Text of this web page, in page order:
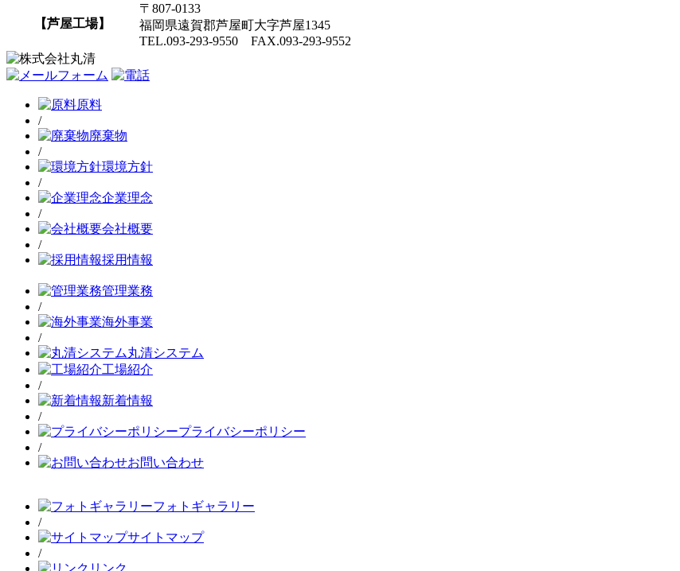
【芦屋工場】
〒807-0133
福岡県遠賀郡芦屋町大字芦屋1345
TEL.093-293-9550 FAX.093-293-9552
原料
/
廃棄物
/
環境方針
/
企業理念
/
会社概要
/
採用情報
管理業務
/
海外事業
/
丸清システム
工場紹介
/
新着情報
/
プライバシーポリシー
/
お問い合わせ
フォトギャラリー
/
サイトマップ
/
リンク